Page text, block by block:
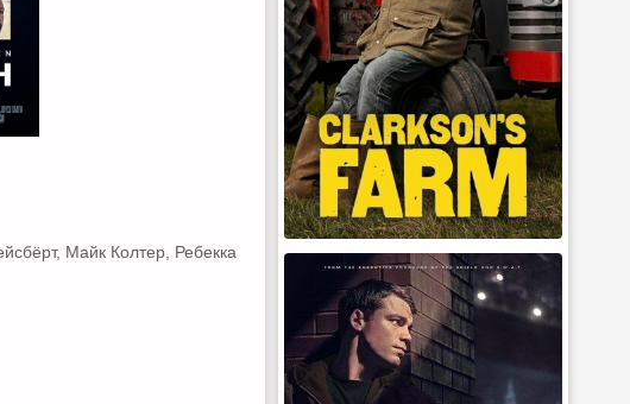
Майк Колтер, Ребекка